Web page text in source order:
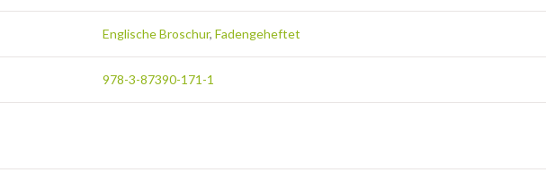
Englische Broschur,Fadengeheftet
978-3-87390-171-1